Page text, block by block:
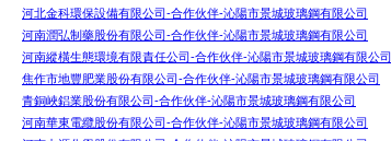
河北金科環保設備有限公司-合作伙伴-沁陽市景城玻璃鋼有限公司
河南潤弘制藥股份有限公司-合作伙伴-沁陽市景城玻璃鋼有限公司
河南縱橫生態環境有限責任公司-合作伙伴-沁陽市景城玻璃鋼有限公司
焦作市地豐肥業股份有限公司-合作伙伴-沁陽市景城玻璃鋼有限公司
青銅峽鋁業股份有限公司-合作伙伴-沁陽市景城玻璃鋼有限公司
河南華東電纜股份有限公司-合作伙伴-沁陽市景城玻璃鋼有限公司